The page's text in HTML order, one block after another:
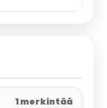
1 merkintää